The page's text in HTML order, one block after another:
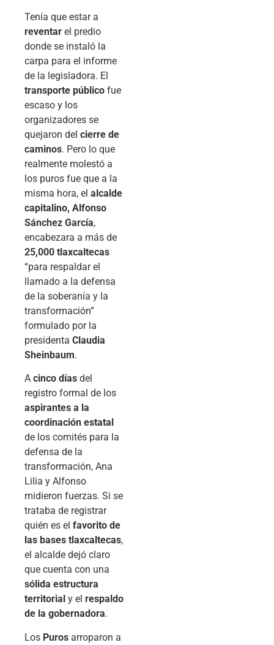
Tenía que estar a
reventar el predio
donde se instaló la
carpa para el informe
de la legisladora. El
transporte público fue
escaso y los
organizadores se
quejaron del cierre de
caminos. Pero lo que
realmente molestó a
los puros fue que a la
misma hora, el alcalde
capitalino, Alfonso
Sánchez García,
encabezara a más de
25,000 tlaxcaltecas
“para respaldar el
llamado a la defensa
de la soberanía y la
transformación”
formulado por la
presidenta Claudia
Sheinbaum.
A cinco días del
registro formal de los
aspirantes a la
coordinación estatal
de los comités para la
defensa de la
transformación, Ana
Lilia y Alfonso
midieron fuerzas. Si se
trataba de registrar
quién es el favorito de
las bases tlaxcaltecas,
el alcalde dejó claro
que cuenta con una
sólida estructura
territorial y el respaldo
de la gobernadora.
Los Puros arroparon a